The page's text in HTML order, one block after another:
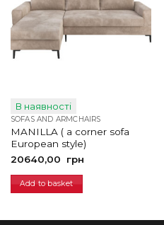
В наявності
SOFAS AND ARMCHAIRS
MANILLA ( a corner sofa
European style)
20640,00
грн
Add to basket